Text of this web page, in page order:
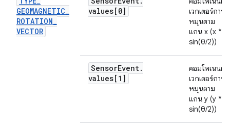
GEOMAGNETIC_
ROTATION_
VECTOR
values[0]
เวกเตอร์การ
หมุนตาม
แกน x (x *
sin(θ/2))
SensorEvent.
values[1]
คอมโพเนนต์
เวกเตอร์การ
หมุนตาม
แกน y (y *
sin(θ/2))